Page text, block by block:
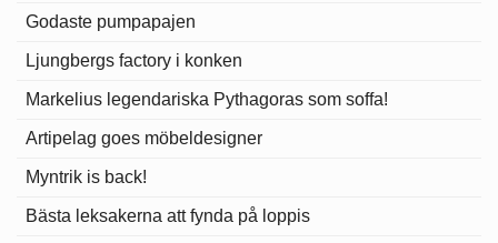
Godaste pumpapajen
Ljungbergs factory i konken
Markelius legendariska Pythagoras som soffa!
Artipelag goes möbeldesigner
Myntrik is back!
Bästa leksakerna att fynda på loppis